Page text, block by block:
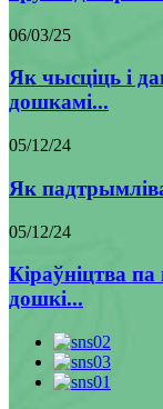
06/03/25
Як чысціць і
дошкамі...
05/12/24
Як
05/12/24
Кіраўніцтва
дошкі...